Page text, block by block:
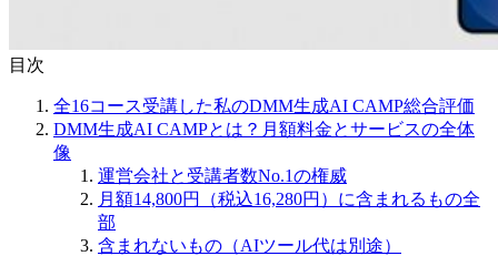
目次
全16コース受講した私のDMM生成AI CAMP総合評価
DMM生成AI CAMPとは？月額料金とサービスの全体
像
運営会社と受講者数No.1の権威
月額14,800円（税込16,280円）に含まれるもの全
部
含まれないもの（AIツール代は別途）